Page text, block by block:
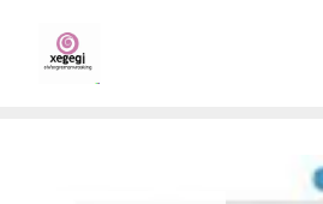
content